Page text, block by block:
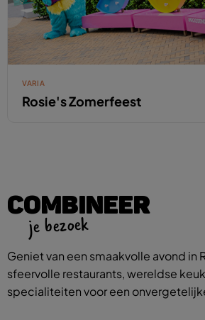
VARIA
Rosie's Zomerfeest
COMBINEER
je bezoek
Geniet van een smaakvolle avond in
sfeervolle restaurants, wereldse
specialiteiten voor een